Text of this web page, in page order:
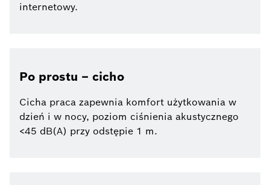
internetowy.
Po prostu – cicho
Cicha praca zapewnia komfort użytkowania w
dzień i w nocy, poziom ciśnienia akustycznego
<45 dB(A) przy odstępie 1 m.